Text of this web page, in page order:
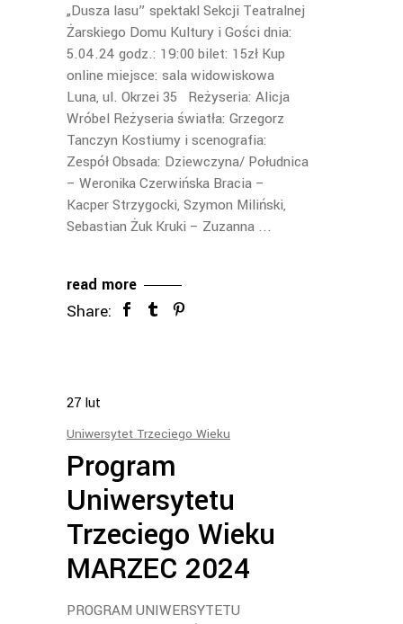
„Dusza lasu” spektakl Sekcji Teatralnej
Żarskiego Domu Kultury i Gości dnia:
5.04.24 godz.: 19:00 bilet: 15zł Kup
online miejsce: sala widowiskowa
Luna, ul. Okrzei 35 Reżyseria: Alicja
Wróbel Reżyseria światła: Grzegorz
Tanczyn Kostiumy i scenografia:
Zespół Obsada: Dziewczyna/ Południca
– Weronika Czerwińska Bracia –
Kacper Strzygocki, Szymon Miliński,
Sebastian Żuk Kruki – Zuzanna
read more
Share:
27 lut
Uniwersytet Trzeciego Wieku
Program
Uniwersytetu
Trzeciego Wieku
MARZEC 2024
PROGRAM UNIWERSYTETU